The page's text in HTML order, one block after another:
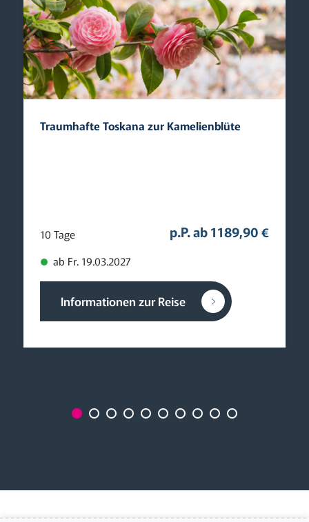
Traumhafte Toskana zur Kamelienblüte
10 Tage
ab Fr. 19.03.2027
p.P. ab 1189,90 €
Informationen zur Reise